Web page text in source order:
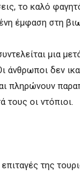
το καλό
έμφαση στη
μια
άνθρωποι δεν
πληρώνουν
τους οι ντόπιοι.
της